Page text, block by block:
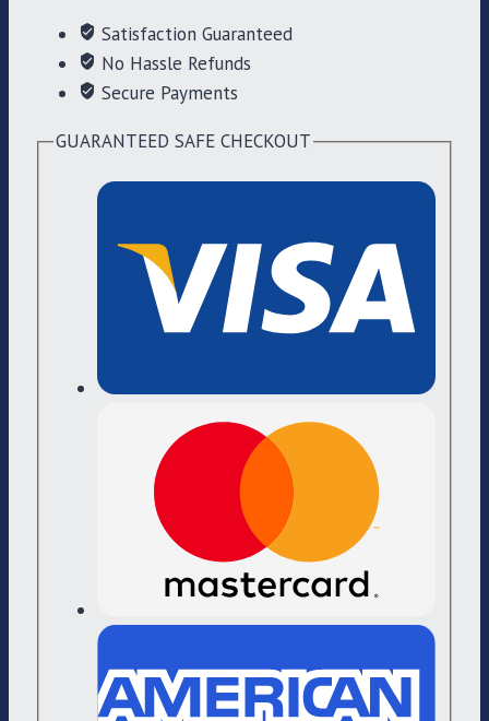
Satisfaction Guaranteed
No Hassle Refunds
Secure Payments
GUARANTEED SAFE CHECKOUT